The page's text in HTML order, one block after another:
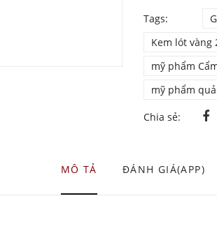
Tags:
Kem lót vàng
mỹ phẩm
mỹ phẩm
Chia sẻ:
MÔ TẢ ĐÁNH GIÁ(APP)